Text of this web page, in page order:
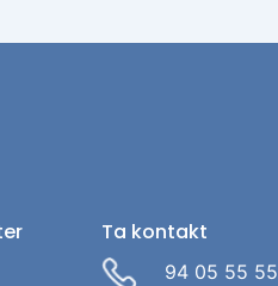
Ta kontakt
94 05 55 55